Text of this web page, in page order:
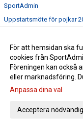
SportAdmin
Uppstartsmöte för pojkar
Ny klädleverantör
Vi minns Johnny Månsson
Gå
För att hemsidan ska
cookies från
Föreningen kan också
eller marknadsföring.
Anpassa dina val
Acceptera